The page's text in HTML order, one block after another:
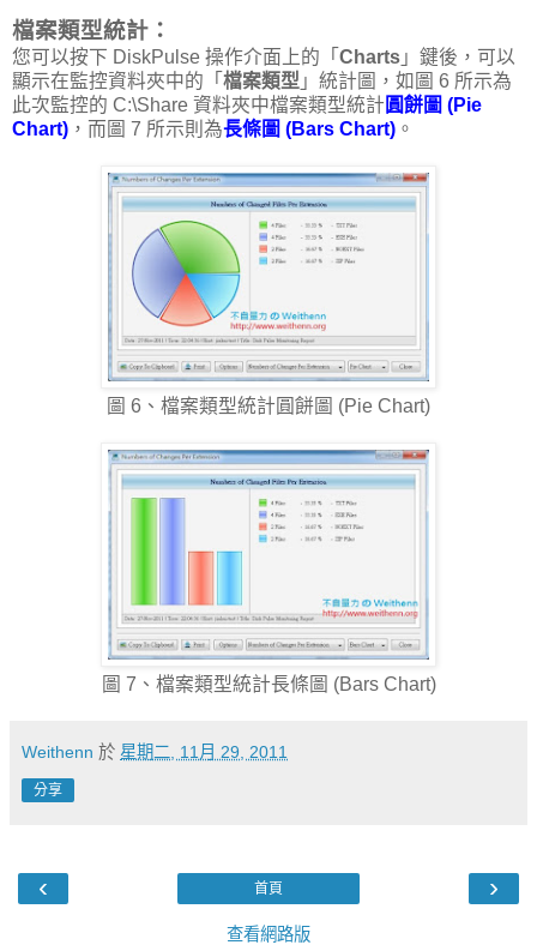
檔案類型統計：
您可以按下 DiskPulse 操作介面上的「 Charts 」鍵後，可以
顯示在監控資料夾中的「 檔案類型 」統計圖，如圖 6 所示為
此次監控的 C:\Share 資料夾中檔案類型統計 圓餅圖 (Pie
Chart) ，而圖 7 所示則為長條圖 (Bars Chart) 。
圖 6、檔案類型統計圓餅圖 (Pie Chart)
圖 7、檔案類型統計長條圖 (Bars Chart)
Weithenn 於 星期二, 11月 29, 2011
分享
‹ ›
首頁
查看網路版